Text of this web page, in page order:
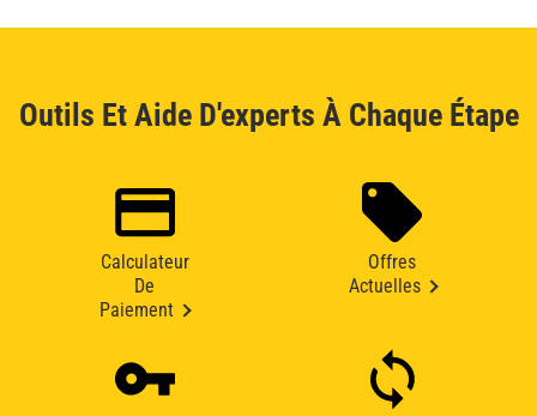
Outils Et Aide D'experts À Chaque Étape
Calculateur
De
Paiement
Offres
Actuelles